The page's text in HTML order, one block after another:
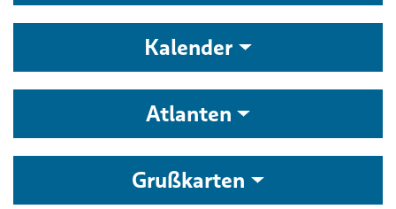
Kalender
Atlanten
Grußkarten